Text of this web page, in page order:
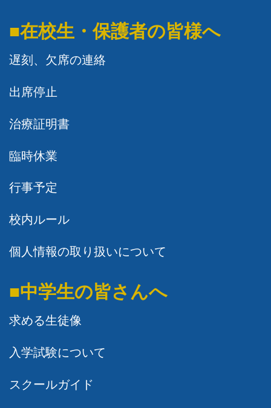
■在校生・保護者の皆様へ
遅刻、欠席の連絡
出席停止
治療証明書
臨時休業
行事予定
校内ルール
個人情報の取り扱いについて
■中学生の皆さんへ
求める生徒像
入学試験について
スクールガイド